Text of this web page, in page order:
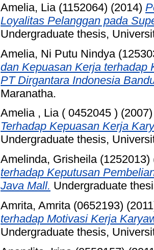
Amelia, Lia (1152064) (2014)
Loyalitas Pelanggan pada
Undergraduate thesis,
Amelia, Ni Putu Nindya
dan Kepuasan Kerja terhadap
PT Dirgantara Indonesia
Maranatha.
Amelia , Lia ( 0452045 )
Terhadap Kepuasan Kerja
Undergraduate thesis,
Amelinda, Grisheila (1252013)
terhadap Keputusan
Java Mall. Undergraduate
Amrita, Amrita (0652193)
terhadap Motivasi Kerja
Undergraduate thesis,